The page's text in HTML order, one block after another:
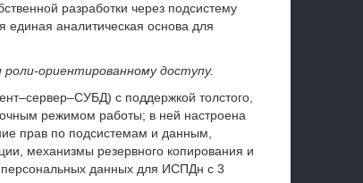
разработки через подсистему
единая аналитическая основа для
доступу.
с поддержкой толстого,
режимом работы; в ней настроена
прав по подсистемам и данным,
механизмы резервного копирования и
персональных данных для ИСПДн с 3